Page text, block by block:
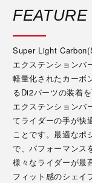
FEATURE
Super Light
エクステンションバ
軽量化されたカーボ
るDi2パーツの装着を
エクステンションバ
てライダーの手が快
ことです。最適なポ
で、パフォーマンス
様々なライダーが最
フィット感のシェイ